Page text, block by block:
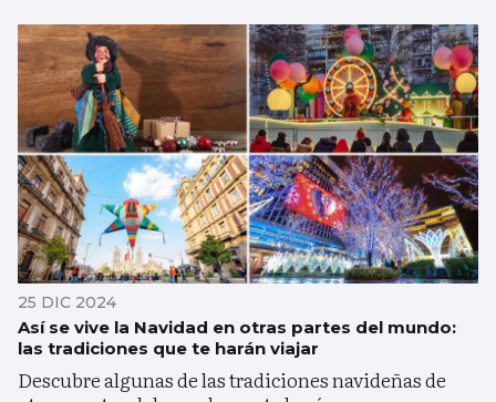
25 DIC 2024
Así se vive la Navidad en otras partes del mundo:
las tradiciones que te harán viajar
Descubre algunas de las tradiciones navideñas de